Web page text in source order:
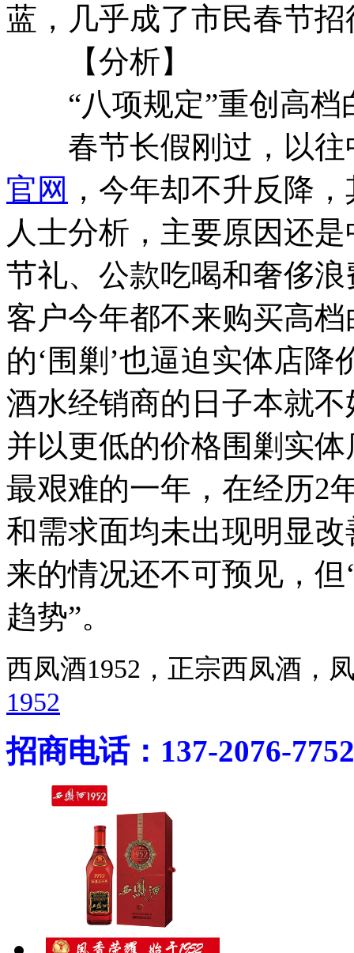
蓝，几乎成了市民春节
【分析】
“八项规定”重创高档
春节长假刚过，以往
官网 ，今年却不升反降
人士分析，主要原因还
节礼、公款吃喝和奢侈
客户今年都不来购买高
的‘围剿’也逼迫实体店
酒水经销商的日子本就
并以更低的价格围剿实
最艰难的一年，在经历2
和需求面均未出现明显
来的情况还不可预见，但
趋势”。
西凤酒1952，正宗西凤酒
1952
招商电话：137-2076-7752